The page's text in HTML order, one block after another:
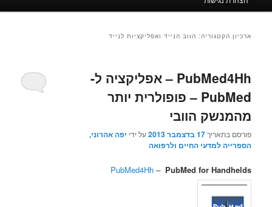
ארכיון הקטגוריה: הווב הנייד ואפליקציות לנייד
PubMed4Hh – אפליקציה ל-
PubMed – פופולרית יותר
מהמנשק הוובי
פורסם בתאריך17 בדצמבר 2013 על ידי יפה אהרוני,
הספרייה למדעי החיים ולרפואה
PubMed4Hh– PubMed for Handhelds